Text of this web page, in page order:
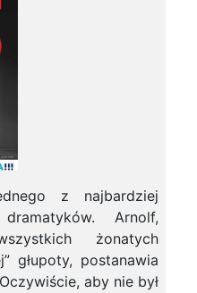
z najbardziej
Arnolf,
żonatych
głupoty, postanawia
aby nie był